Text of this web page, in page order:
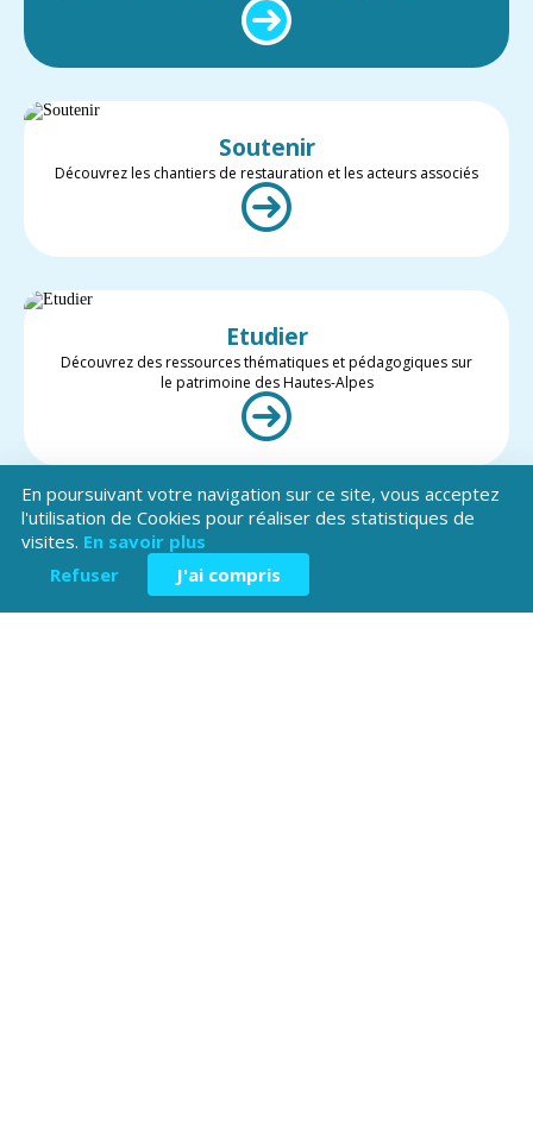
Soutenir
Découvrez les chantiers de restauration et les acteurs associés
Etudier
Découvrez des ressources thématiques et pédagogiques sur
le patrimoine des Hautes-Alpes
Valoriser
Restez informé des projets et des actualités du patrimoine des
Hautes-Alpes
En poursuivant votre navigation sur ce site, vous acceptez
l'utilisation de Cookies pour réaliser des statistiques de
visites. En savoir plus
Refuser
J'ai compris